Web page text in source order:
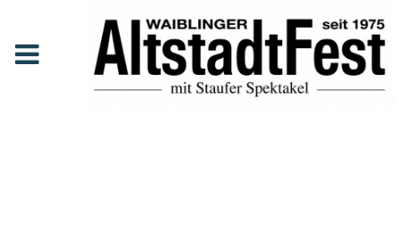
Soulhikers – Konzert
Anfang Events Soulhikers - Konzert